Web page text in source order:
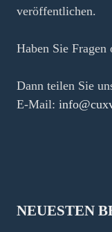
veröffentlichen.
Haben Sie Fragen
Dann teilen Sie
E-Mail:
NEUESTEN